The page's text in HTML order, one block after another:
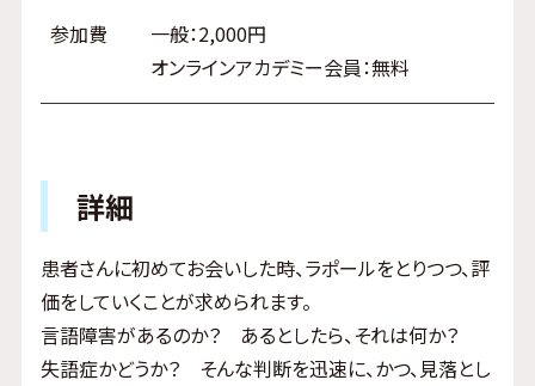
参加費
一般：2,000円
オンラインアカデミー会員：無料
詳細
患者さんに初めてお会いした時、ラポールをとりつつ、評
価をしていくことが求められます。
言語障害があるのか？ あるとしたら、それは何か？
失語症かどうか？ そんな判断を迅速に、かつ、見落とし